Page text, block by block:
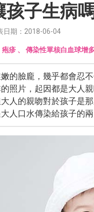
子生病
日期：2018-06-04
疱疹、 傳染性單核白血球增
的臉龐，幾乎都會忍
照片，起因都是大人
人的親吻對於孩子是
人口水傳染給孩子的